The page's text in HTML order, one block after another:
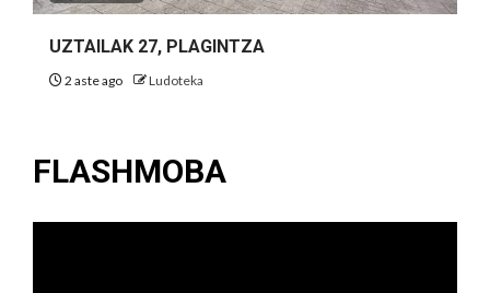
UZTAILAK 27, PLAGINTZA
2 aste ago Ludoteka
FLASHMOBA